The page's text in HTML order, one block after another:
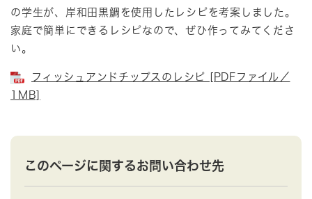
の学生が、岸和田黒鯛を使用したレシピを考案しました。
家庭で簡単にできるレシピなので、ぜひ作ってみてくださ
い。
フィッシュアンドチップスのレシピ [PDFファイル／
1MB]
このページに関するお問い合わせ先